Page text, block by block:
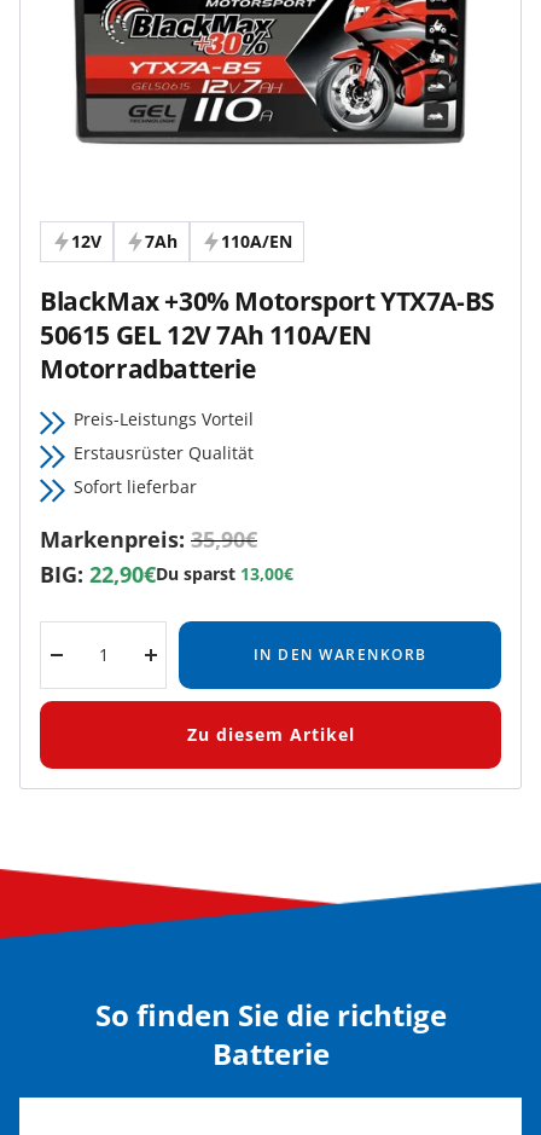
12V 7Ah 110A/EN
BlackMax +30% Motorsport YTX7A-BS
50615 GEL 12V 7Ah 110A/EN
Motorradbatterie
Preis-Leistungs Vorteil
Erstausrüster Qualität
Sofort lieferbar
Markenpreis: 35,90€
BIG: 22,90€Du sparst 13,00€
Menge
verringern
Menge
erhöhen
IN DEN WARENKORB
Zu diesem Artikel
So finden Sie die richtige
Batterie